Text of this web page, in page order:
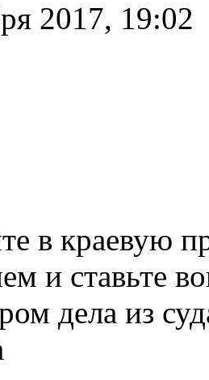
2017, 19:02
в краевую
и ставьте
дела из